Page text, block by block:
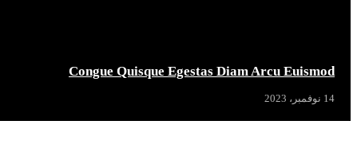
Congue Quisque Egestas Diam Arcu Euismod
14 نوفمبر، 2023